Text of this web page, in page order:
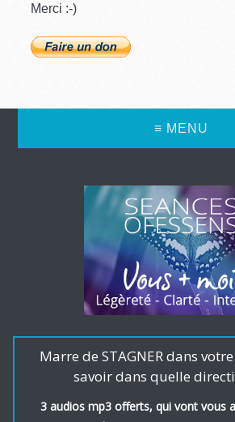
Merci :-)
≡ MENU
Marre de STAGNER dans
savoir dans quelle
3 audios mp3 offerts, qui vont vous